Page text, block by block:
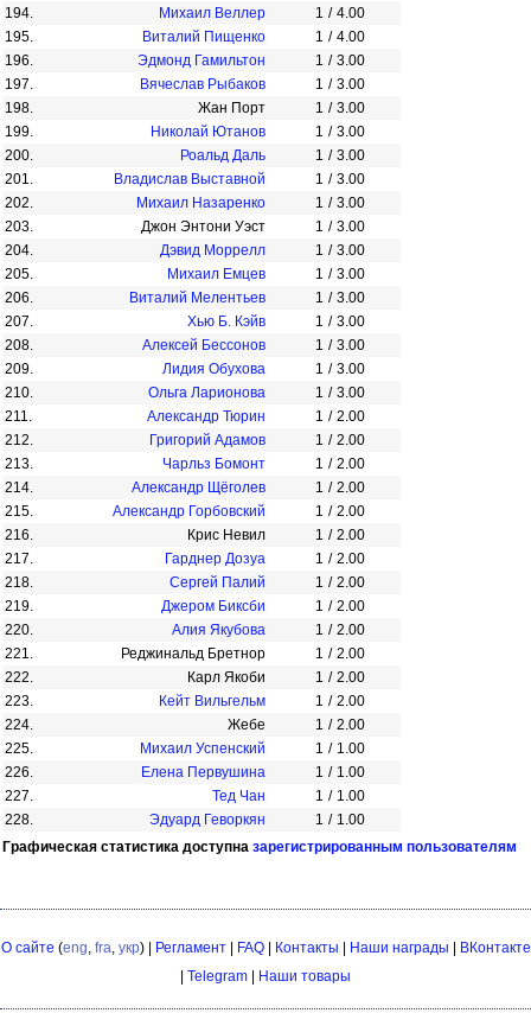
194.
Михаил Веллер 1 / 4.00
195.
Виталий Пищенко 1 / 4.00
196.
Эдмонд Гамильтон 1 / 3.00
197.
Вячеслав Рыбаков 1 / 3.00
198.
Жан Порт 1 / 3.00
199.
Николай Ютанов 1 / 3.00
200.
Роальд Даль 1 / 3.00
201.
Владислав Выставной 1 / 3.00
202.
Михаил Назаренко 1 / 3.00
203.
Джон Энтони Уэст 1 / 3.00
204.
Дэвид Моррелл 1 / 3.00
205.
Михаил Емцев 1 / 3.00
206.
Виталий Мелентьев 1 / 3.00
207.
Хью Б. Кэйв 1 / 3.00
208.
Алексей Бессонов 1 / 3.00
209.
Лидия Обухова 1 / 3.00
210.
Ольга Ларионова 1 / 3.00
211.
Александр Тюрин 1 / 2.00
212.
Григорий Адамов 1 / 2.00
213.
Чарльз Бомонт 1 / 2.00
214.
Александр Щёголев 1 / 2.00
215.
Александр Горбовский 1 / 2.00
216.
Крис Невил 1 / 2.00
217.
Гарднер Дозуа 1 / 2.00
218.
Сергей Палий 1 / 2.00
219.
Джером Биксби 1 / 2.00
220.
Алия Якубова 1 / 2.00
221.
Реджинальд Бретнор 1 / 2.00
222.
Карл Якоби 1 / 2.00
223.
Кейт Вильгельм 1 / 2.00
224.
Жебе 1 / 2.00
225.
Михаил Успенский 1 / 1.00
226.
Елена Первушина 1 / 1.00
227.
Тед Чан 1 / 1.00
228.
Эдуард Геворкян 1 / 1.00
Графическая статистика доступна зарегистрированным пользователям
О сайте (eng, fra, укр) | Регламент| FAQ| Контакты Наши награды
ВКонтакте
Telegram Наши товары